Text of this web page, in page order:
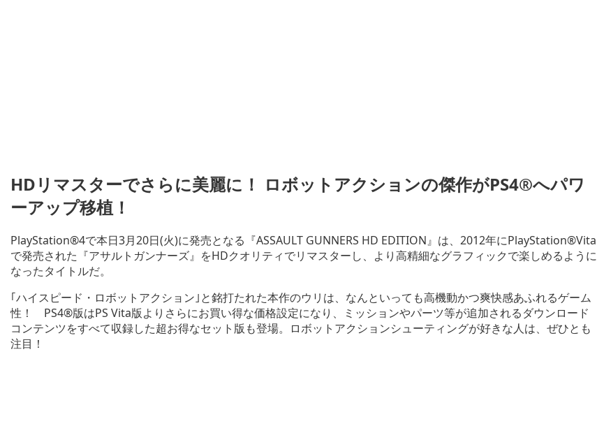
HDリマスターでさらに美麗に！ ロボットアクションの傑作がPS4®へパワ
ーアップ移植！
PlayStation®4で本日3月20日(火)に発売となる『ASSAULT GUNNERS HD EDITION』は、2012年にPlayStation®Vita
で発売された『アサルトガンナーズ』をHDクオリティでリマスターし、より高精細なグラフィックで楽しめるように
なったタイトルだ。
｢ハイスピード・ロボットアクション｣と銘打たれた本作のウリは、なんといっても高機動かつ爽快感あふれるゲーム
性！ PS4®版はPS Vita版よりさらにお買い得な価格設定になり、ミッションやパーツ等が追加されるダウンロード
コンテンツをすべて収録した超お得なセット版も登場。ロボットアクションシューティングが好きな人は、ぜひとも
注目！